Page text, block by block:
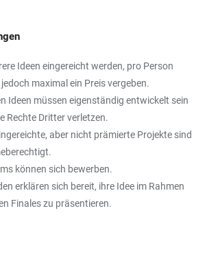
Ideen eingereicht werden, pro Person
maximal ein Preis vergeben.
Ideen müssen eigenständig entwickelt sein
Rechte Dritter verletzen.
aber nicht prämierte Projekte sind
können sich bewerben.
erklären sich bereit, ihre Idee im Rahmen
Finales zu präsentieren.